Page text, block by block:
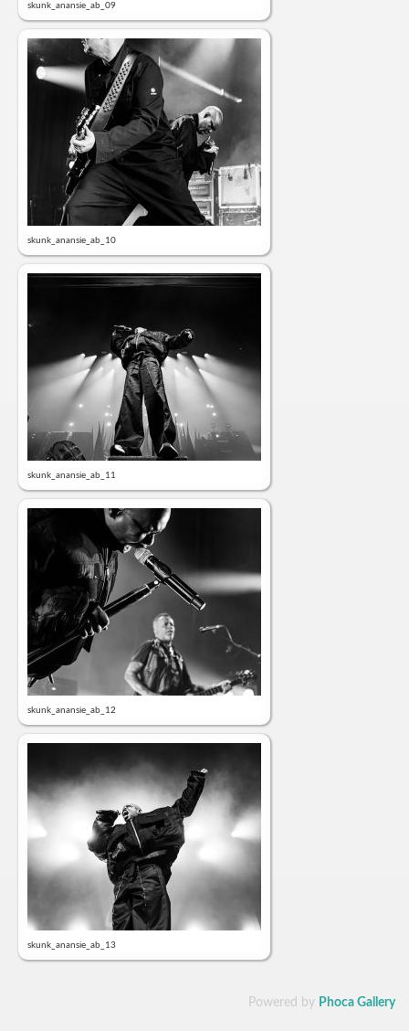
skunk_anansie_ab_09
skunk_anansie_ab_10
skunk_anansie_ab_11
skunk_anansie_ab_12
skunk_anansie_ab_13
Powered by Phoca Gallery